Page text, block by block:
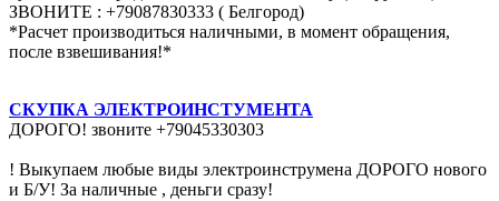
ЗВОНИТЕ : +79087830333 ( Белгород)
*Расчет производиться наличными, в момент обращения,
после взвешивания!*
СКУПКА ЭЛЕКТРОИНСТУМЕНТА
ДОРОГО! звоните +79045330303
! Выкупаем любые виды электроинструмена ДОРОГО нового
и Б/У! За наличные , деньги сразу!